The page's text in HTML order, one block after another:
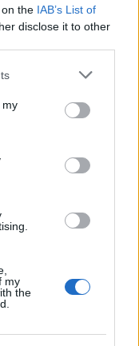
the IAB’s List of
disclose it to other
my
my
the